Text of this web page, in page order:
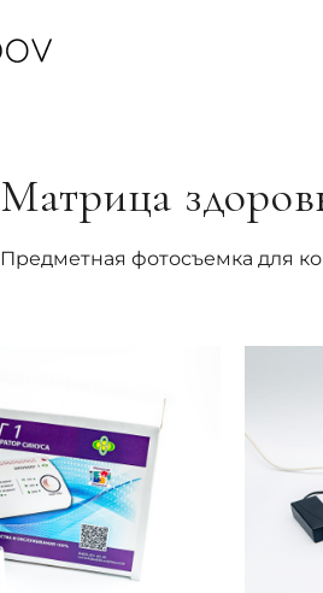
Матрица
Предметная фотосъемка для